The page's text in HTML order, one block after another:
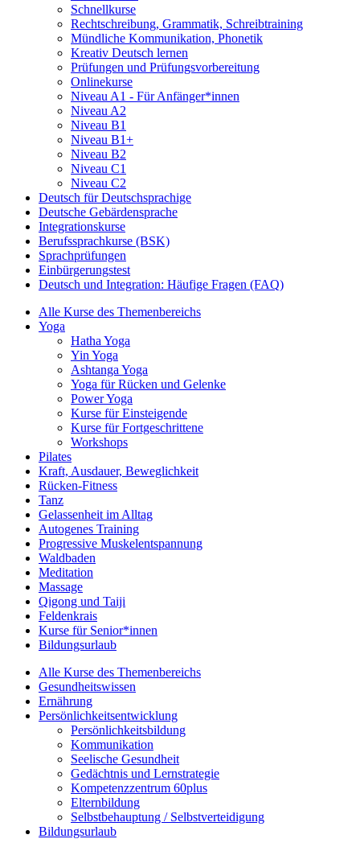
Schnellkurse
Rechtschreibung, Grammatik, Schreibtraining
Mündliche Kommunikation, Phonetik
Kreativ Deutsch lernen
Prüfungen und Prüfungsvorbereitung
Onlinekurse
Niveau A1 - Für Anfänger*innen
Niveau A2
Niveau B1
Niveau B1+
Niveau B2
Niveau C1
Niveau C2
Deutsch für Deutschsprachige
Deutsche Gebärdensprache
Integrationskurse
Berufssprachkurse (BSK)
Sprachprüfungen
Einbürgerungstest
Deutsch und Integration: Häufige Fragen (FAQ)
Alle Kurse des Themenbereichs
Yoga
Hatha Yoga
Yin Yoga
Ashtanga Yoga
Yoga für Rücken und Gelenke
Power Yoga
Kurse für Einsteigende
Kurse für Fortgeschrittene
Workshops
Pilates
Kraft, Ausdauer, Beweglichkeit
Rücken-Fitness
Tanz
Gelassenheit im Alltag
Autogenes Training
Progressive Muskelentspannung
Waldbaden
Meditation
Massage
Qigong und Taiji
Feldenkrais
Kurse für Senior*innen
Bildungsurlaub
Alle Kurse des Themenbereichs
Gesundheitswissen
Ernährung
Persönlichkeitsentwicklung
Persönlichkeitsbildung
Kommunikation
Seelische Gesundheit
Gedächtnis und Lernstrategie
Kompetenzzentrum 60plus
Elternbildung
Selbstbehauptung / Selbstverteidigung
Bildungsurlaub